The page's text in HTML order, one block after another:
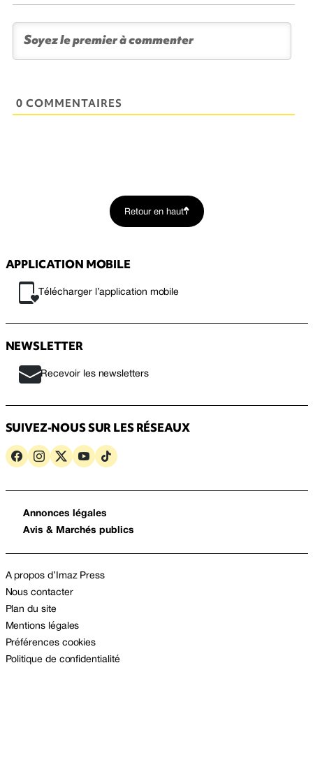
0 COMMENTAIRES
Retour en haut
APPLICATION MOBILE
Télécharger l’application mobile
NEWSLETTER
Recevoir les newsletters
SUIVEZ-NOUS SUR LES RÉSEAUX
Annonces légales
Avis & Marchés publics
A propos d’Imaz Press
Nous contacter
Plan du site
Mentions légales
Préférences cookies
Politique de confidentialité